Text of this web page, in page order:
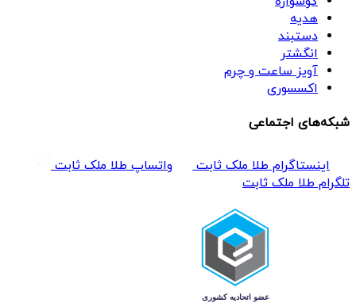
هدیه
دستبند
انگشتر
آویز ساعت و چرم
اکسسوری
شبکه‌های اجتماعی
اینستاگرام طلا ملک ثابت
واتساپ طلا ملک ثابت
تلگرام طلا ملک ثابت